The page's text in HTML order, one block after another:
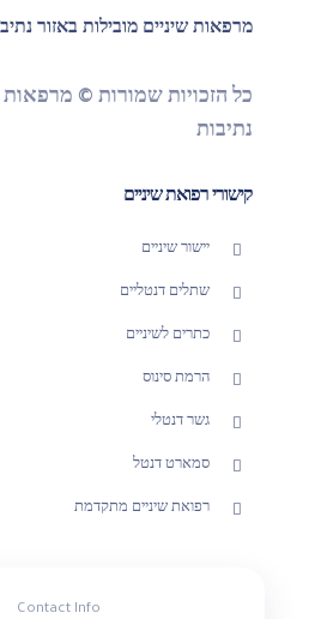
מרפאות שיניים מובילות באזור
כל הזכויות שמורות © מרפאות
נתיבות
קישורי רפואת שיניים
יישור שיניים
שתלים דנטליים
כתרים לשיניים
הרמת סינוס
גשר דנטלי
סמארט דנטל
רפואת שיניים מתקדמת
Contact Info